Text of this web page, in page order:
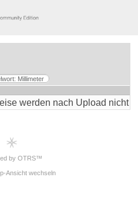
Millimeter
werden nach Upload nicht
by OTRS™
Ansicht wechseln